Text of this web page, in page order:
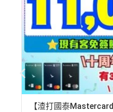
【渣打國泰